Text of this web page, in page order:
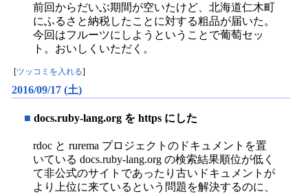
前回からだいぶ期間が空いたけど、北海道仁木町
にふるさと納税したことに対する粗品が届いた。
今回はフルーツにしようということで葡萄セッ
ト。おいしくいただく。
[ツッコミを入れる]
2016/09/17 (土)
■ docs.ruby-lang.org を https にした
rdoc と rurema プロジェクトのドキュメントを置
いている docs.ruby-lang.org の検索結果順位が低く
て非公式のサイトであったり古いドキュメントが
より上位に来ているという問題を解決するのに、